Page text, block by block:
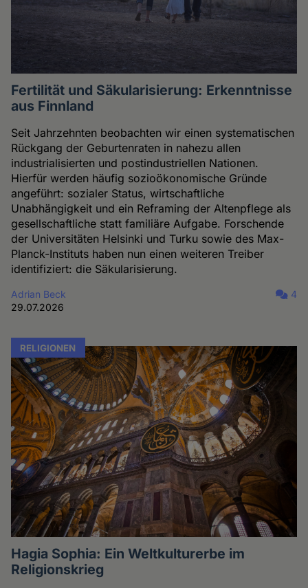
Fertilität und Säkularisierung: Erkenntnisse
aus Finnland
Seit Jahrzehnten beobachten wir einen systematischen
Rückgang der Geburtenraten in nahezu allen
industrialisierten und postindustriellen Nationen.
Hierfür werden häufig sozioökonomische Gründe
angeführt: sozialer Status, wirtschaftliche
Unabhängigkeit und ein Reframing der Altenpflege als
gesellschaftliche statt familiäre Aufgabe. Forschende
der Universitäten Helsinki und Turku sowie des Max-
Planck-Instituts haben nun einen weiteren Treiber
identifiziert: die Säkularisierung.
Adrian Beck
29.07.2026
4
RELIGIONEN
Hagia Sophia: Ein Weltkulturerbe im
Religionskrieg